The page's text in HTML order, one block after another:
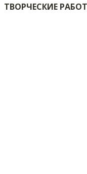
ТВОРЧЕСКИЕ